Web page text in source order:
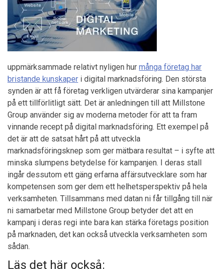
uppmärksammade relativt nyligen hur många företag har
bristande kunskaper i digital marknadsföring. Den största
synden är att få företag verkligen utvärderar sina kampanjer
på ett tillförlitligt sätt. Det är anledningen till att Millstone
Group använder sig av moderna metoder för att ta fram
vinnande recept på digital marknadsföring. Ett exempel på
det är att de satsat hårt på att utveckla
marknadsföringsknep som ger mätbara resultat – i syfte att
minska slumpens betydelse för kampanjen. I deras stall
ingår dessutom ett gäng erfarna affärsutvecklare som har
kompetensen som ger dem ett helhetsperspektiv på hela
verksamheten. Tillsammans med datan ni får tillgång till när
ni samarbetar med Millstone Group betyder det att en
kampanj i deras regi inte bara kan stärka företags position
på marknaden, det kan också utveckla verksamheten som
sådan.
Läs det här också: